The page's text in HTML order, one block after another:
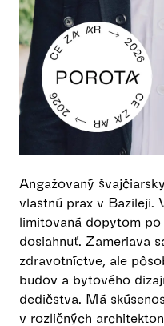
Angažovaný
vlastnú prax v Bazileji.
limitovaná dopytom
dosiahnuť. Zameriava
zdravotníctve, ale
budov a bytového
dedičstva. Má
v rozličných